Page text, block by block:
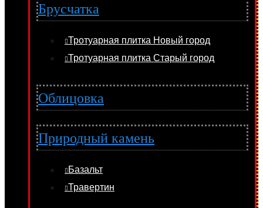
Брусчатка
Тротуарная плитка Новый город
Тротуарная плитка Старый город
Облицовка
Природный камень
Базальт
Травертин